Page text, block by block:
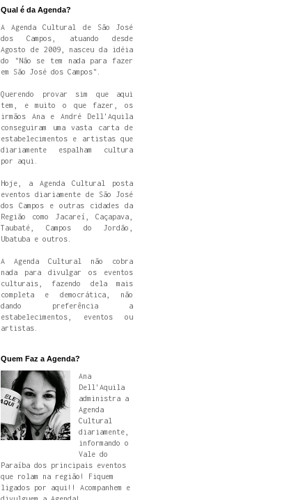
Qual é da Agenda?
A Agenda Cultural de São José
dos Campos, atuando desde
Agosto de 2009, nasceu da idéia
do "Não se tem nada para fazer
em São José dos Campos".
Querendo provar sim que aqui
tem, e muito o que fazer, os
irmãos Ana e André Dell'Aquila
conseguiram uma vasta carta de
estabelecimentos e artistas que
diariamente espalham cultura
por aqui.
Hoje, a Agenda Cultural posta
eventos diariamente de São José
dos Campos e outras cidades da
Região como Jacareí, Caçapava,
Taubaté, Campos do Jordão,
Ubatuba e outros.
A Agenda Cultural não cobra
nada para divulgar os eventos
culturais, fazendo dela mais
completa e democrática, não
dando preferência a
estabelecimentos, eventos ou
artistas.
Quem Faz a Agenda?
Ana
Dell'Aquila
administra a
Agenda
Cultural
diariamente,
informando o
Vale do
Paraíba dos principais eventos
que rolam na região! Fiquem
ligados por aqui!! Acompanhem e